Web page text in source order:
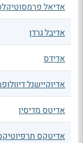
אדיאל
אדיבל גרדן
אדידס
אדיוקיישנל
אדיטס מדיסין
אדיטקס